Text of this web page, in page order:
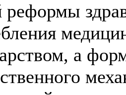
реформы
а